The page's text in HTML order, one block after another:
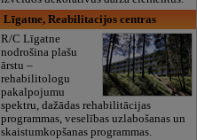
Līgatne, Reabilitacijos centras
R/C Līgatne
nodrošina plašu
ārstu –
rehabilitologu
pakalpojumu
spektru, dažādas rehabilitācijas
programmas, veselības uzlabošanas un
skaistumkopšanas programmas.